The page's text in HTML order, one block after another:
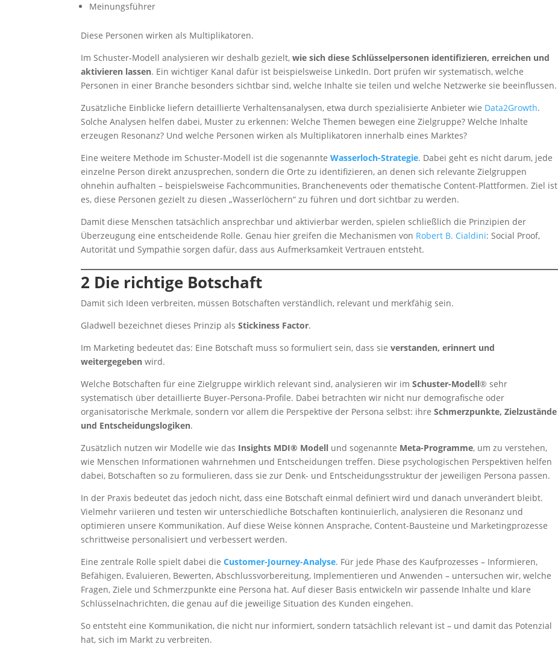
Meinungsführer
Diese Personen wirken als Multiplikatoren.
Im Schuster-Modell analysieren wir deshalb gezielt,wie sich diese Schlüsselpersonen identifizieren, erreichen und
aktivieren lassen. Ein wichtiger Kanal dafür ist beispielsweise LinkedIn. Dort prüfen wir systematisch, welche
Personen in einer Branche besonders sichtbar sind, welche Inhalte sie teilen und welche Netzwerke sie beeinflussen.
Zusätzliche Einblicke liefern detaillierte Verhaltensanalysen, etwa durch spezialisierte Anbieter wie Data2Growth.
Solche Analysen helfen dabei, Muster zu erkennen: Welche Themen bewegen eine Zielgruppe? Welche Inhalte
erzeugen Resonanz? Und welche Personen wirken als Multiplikatoren innerhalb eines Marktes?
Eine weitere Methode im Schuster-Modell ist die sogenannteWasserloch-Strategie. Dabei geht es nicht darum, jede
einzelne Person direkt anzusprechen, sondern die Orte zu identifizieren, an denen sich relevante Zielgruppen
ohnehin aufhalten – beispielsweise Fachcommunities, Branchenevents oder thematische Content-Plattformen. Ziel ist
es, diese Personen gezielt zu diesen „Wasserlöchern“ zu führen und dort sichtbar zu werden.
Damit diese Menschen tatsächlich ansprechbar und aktivierbar werden, spielen schließlich die Prinzipien der
Überzeugung eine entscheidende Rolle. Genau hier greifen die Mechanismen von Robert B. Cialdini: Social Proof,
Autorität und Sympathie sorgen dafür, dass aus Aufmerksamkeit Vertrauen entsteht.
2 Die richtige Botschaft
Damit sich Ideen verbreiten, müssen Botschaften verständlich, relevant und merkfähig sein.
Gladwell bezeichnet dieses Prinzip alsStickiness Factor.
Im Marketing bedeutet das: Eine Botschaft muss so formuliert sein, dass sieverstanden, erinnert und
weitergegeben wird.
Welche Botschaften für eine Zielgruppe wirklich relevant sind, analysieren wir imSchuster-Modell® sehr
systematisch über detaillierte Buyer-Persona-Profile. Dabei betrachten wir nicht nur demografische oder
organisatorische Merkmale, sondern vor allem die Perspektive der Persona selbst: ihreSchmerzpunkte, Zielzustände
und Entscheidungslogiken.
Zusätzlich nutzen wir Modelle wie das Insights MDI® Modell und sogenannte Meta-Programme, um zu verstehen,
wie Menschen Informationen wahrnehmen und Entscheidungen treffen. Diese psychologischen Perspektiven helfen
dabei, Botschaften so zu formulieren, dass sie zur Denk- und Entscheidungsstruktur der jeweiligen Persona passen.
In der Praxis bedeutet das jedoch nicht, dass eine Botschaft einmal definiert wird und danach unverändert bleibt.
Vielmehr variieren und testen wir unterschiedliche Botschaften kontinuierlich, analysieren die Resonanz und
optimieren unsere Kommunikation. Auf diese Weise können Ansprache, Content-Bausteine und Marketingprozesse
schrittweise personalisiert und verbessert werden.
Eine zentrale Rolle spielt dabei dieCustomer-Journey-Analyse. Für jede Phase des Kaufprozesses – Informieren,
Befähigen, Evaluieren, Bewerten, Abschlussvorbereitung, Implementieren und Anwenden – untersuchen wir, welche
Fragen, Ziele und Schmerzpunkte eine Persona hat. Auf dieser Basis entwickeln wir passende Inhalte und klare
Schlüsselnachrichten, die genau auf die jeweilige Situation des Kunden eingehen.
So entsteht eine Kommunikation, die nicht nur informiert, sondern tatsächlich relevant ist – und damit das Potenzial
hat, sich im Markt zu verbreiten.